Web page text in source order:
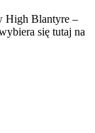
High Blantyre –
się tutaj na